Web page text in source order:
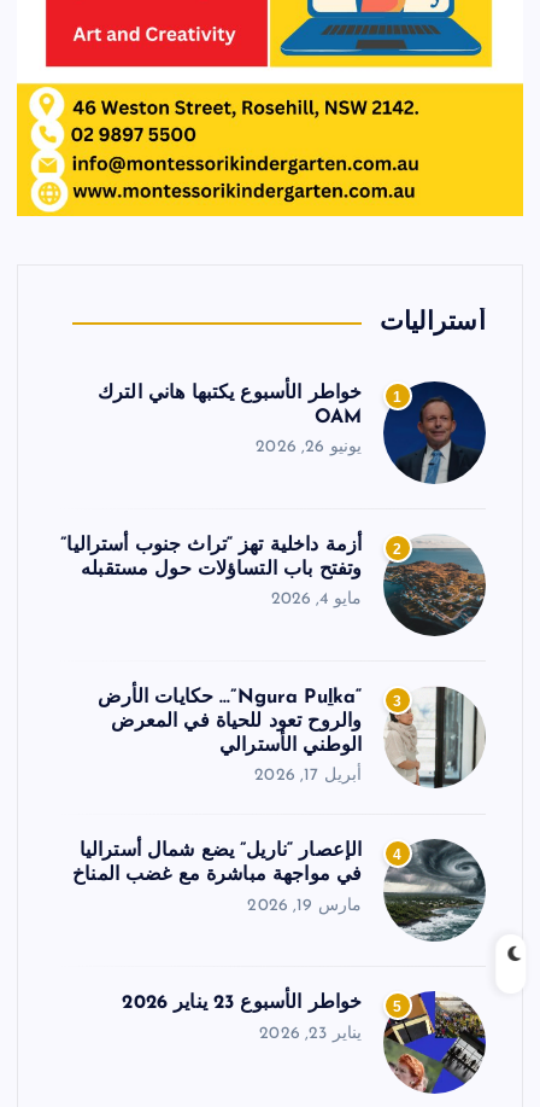
أستراليات
1
خواطر الأسبوع يكتبها هاني الترك
OAM
يونيو 26, 2026
2
أزمة داخلية تهز “تراث جنوب أستراليا”
وتفتح باب التساؤلات حول مستقبله
مايو 4, 2026
3
“Ngura Puḻka”… حكايات الأرض
والروح تعود للحياة في المعرض
الوطني الأسترالي
أبريل 17, 2026
4
الإعصار “ناريل” يضع شمال أستراليا
في مواجهة مباشرة مع غضب المناخ
مارس 19, 2026
5 خواطر الأسبوع 23 يناير 2026
يناير 23, 2026